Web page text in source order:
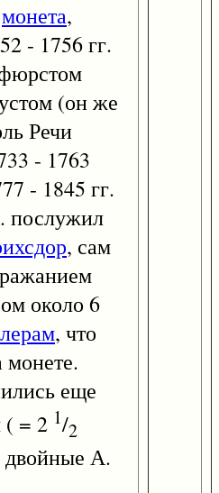
монета,
- 1756 гг.
(он же
Речи
- 1763
- 1845 гг.
послужил
, сам
около 6
, что
монете.
еще
( = 2 1/2
двойные А.